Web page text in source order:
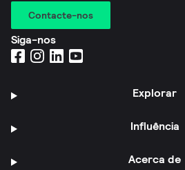
Contacte-nos
Siga-nos
Explorar
Influência
Acerca de